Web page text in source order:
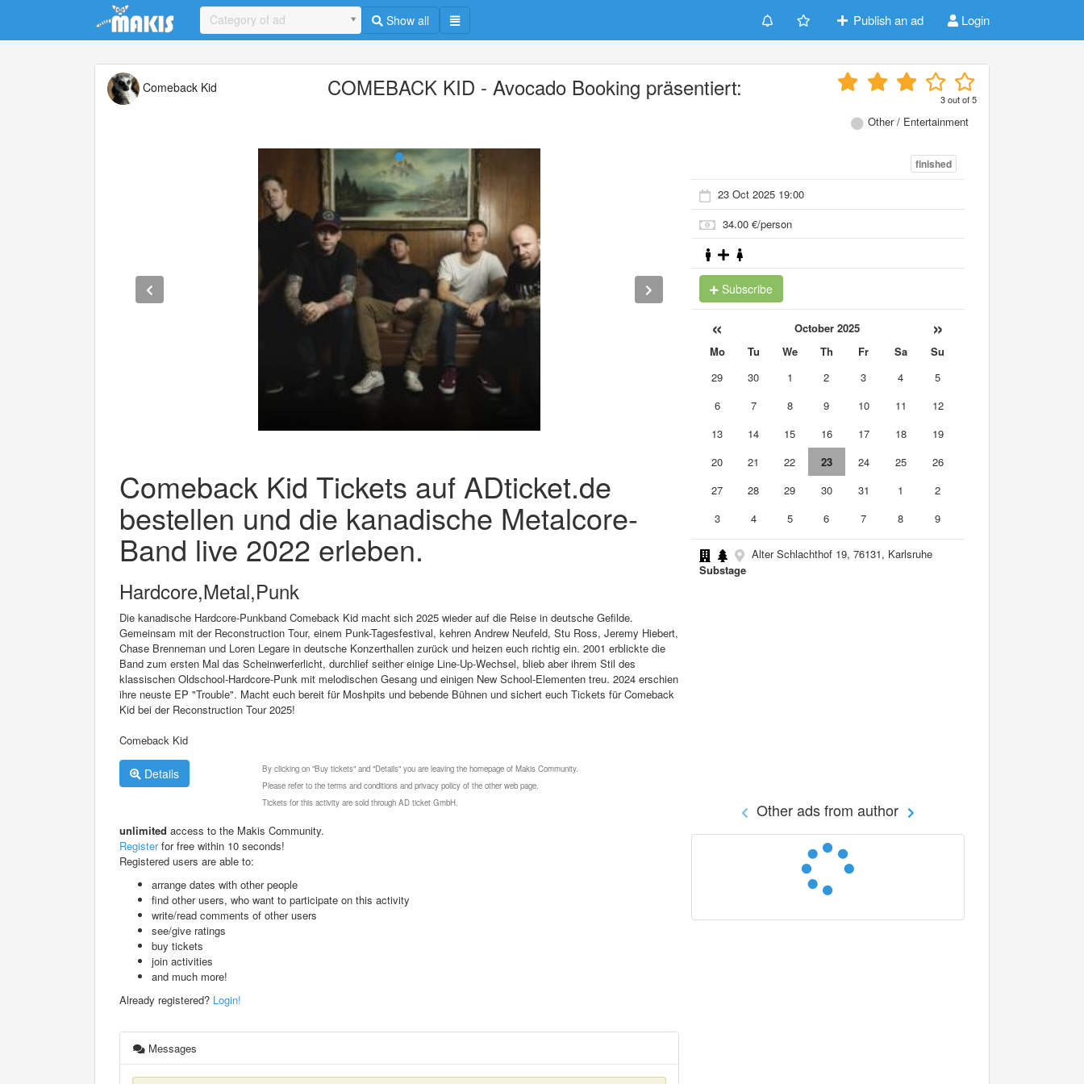
Update cookies preferences
Category of ad Show all Publish an ad Login
Comeback Kid COMEBACK KID - Avocado Booking präsentiert: 3out of5
Other / Entertainment
Comeback Kid Tickets auf ADticket.de
bestellen und die kanadische Metalcore-
Band live 2022 erleben.
Hardcore,Metal,Punk
Die kanadische Hardcore-Punkband Comeback Kid macht sich 2025 wieder auf die Reise in deutsche Gefilde.
Gemeinsam mit der Reconstruction Tour, einem Punk-Tagesfestival, kehren Andrew Neufeld, Stu Ross, Jeremy Hiebert,
Chase Brenneman und Loren Legare in deutsche Konzerthallen zurück und heizen euch richtig ein. 2001 erblickte die
Band zum ersten Mal das Scheinwerferlicht, durchlief seither einige Line-Up-Wechsel, blieb aber ihrem Stil des
klassischen Oldschool-Hardcore-Punk mit melodischen Gesang und einigen New School-Elementen treu. 2024 erschien
ihre neuste EP "Trouble". Macht euch bereit für Moshpits und bebende Bühnen und sichert euch Tickets für Comeback
Kid bei der Reconstruction Tour 2025!
Comeback Kid
Details
By clicking on "Buy tickets" and "Details" you are leaving the homepage of Makis Community.
Please refer to the terms and conditions and privacy policy of the other web page.
Tickets for this activity are sold through AD ticket GmbH.
unlimited access to the Makis Community.
Registerfor free within 10 seconds!
Registered users are able to:
arrange dates with other people
find other users, who want to participate on this activity
write/read comments of other users
see/give ratings
buy tickets
join activities
and much more!
Already registered? Login!
Messages
finished
23 Oct 2025 19:00
34.00 €/person
Subscribe
« October 2025 »
Mo Tu We Th Fr Sa
Su
29
30 1 2 3 4
5
6
7 8 9 10 11
12
13
14 15 16 17 18
19
20
21 22 23 24 25
26
27
28 29 30 31 1
2
3
4 5 6 7 8 9
Alter Schlachthof 19, 76131, Karlsruhe
Substage
Other ads from author